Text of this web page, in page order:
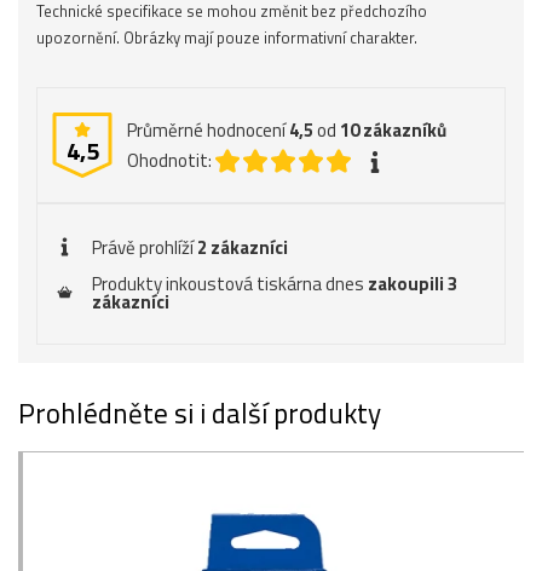
Technické specifikace se mohou změnit bez předchozího
upozornění. Obrázky mají pouze informativní charakter.
4,5
Průměrné hodnocení4,5od 10zákazníků
Ohodnotit:
Právě prohlíží2 zákazníci
Produkty inkoustová tiskárna dnes zakoupili 3
zákazníci
Prohlédněte si i další produkty